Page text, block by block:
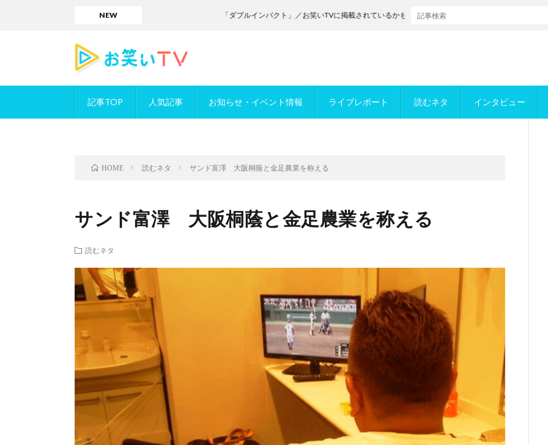
記事TOP 人気記事 お知らせ・イベント情報 ライブレポート 読むネタ インタビュー
NEW 「ダブルインパクト」／お笑いTVに掲載されているかもめんたるが決勝進出！
HOME 読むネタ サンド富澤 大阪桐蔭と金足農業を称える
サンド富澤 大阪桐蔭と金足農業を称える
読むネタ